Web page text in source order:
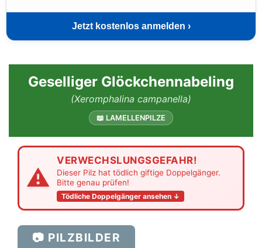
Jetzt kostenlos anmelden ›
Geselliger Glöckchennabeling
(Xeromphalina campanella)
📖 LAMELLENPILZE
⚠
VERWECHSLUNGSGEFAHR!
Dieser Pilz hat tödlich giftige Doppelgänger.
Bitte genau prüfen!
Tödliche Doppelgänger ansehen ↓
📷 PILZBILDER